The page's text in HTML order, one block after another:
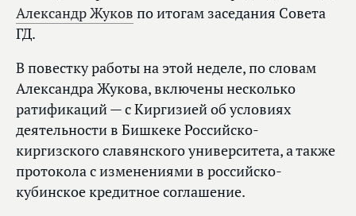
Александр Жуков по итогам заседания Совета
ГД.
В повестку работы на этой неделе, по словам
Александра Жукова, включены несколько
ратификаций — с Киргизией об условиях
деятельности в Бишкеке Российско-
киргизского славянского университета, а также
протокола с изменениями в российско-
кубинское кредитное соглашение.